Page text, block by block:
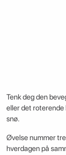
Tenk deg den
eller det roterende
snø.
Øvelse nummer
hverdagen på